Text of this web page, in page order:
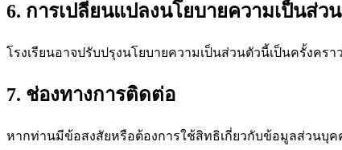
6. การเปลี่ยนแปลงนโยบายความเป็นส่ว
โรงเรียนอาจปรับปรุงนโยบายความเป็นส่วนตัวนี้เป็นครั้งคร
7. ช่องทางการติดต่อ
หากท่านมีข้อสงสัยหรือต้องการใช้สิทธิเกี่ยวกับข้อมูลส่วนบุ